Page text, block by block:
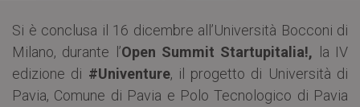
Si è conclusa il 16 dicembre all’Università Bocconi di
Milano, durante l’Open Summit Startupitalia!, la IV
edizione di #Univenture, il progetto di Università di
Pavia, Comune di Pavia e Polo Tecnologico di Pavia